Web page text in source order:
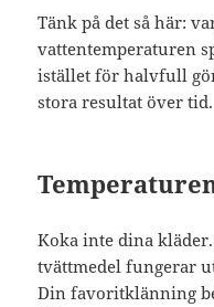
Tänk på det så här:
vattentemperaturen
istället för halvfull
stora resultat över tid.
Koka inte dina
tvättmedel fungerar
Din favoritklänning